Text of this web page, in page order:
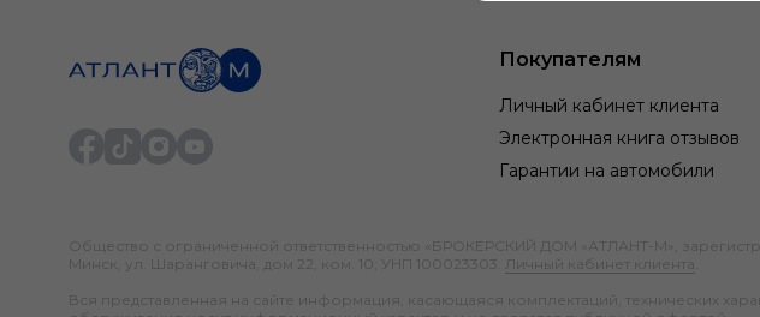
Покупателям
Личный кабинет клиента
Электронная книга отзывов
Гарантии на автомобили
Общество с ограниченной ответственностью «БРОКЕРСКИЙ ДОМ «АТЛАНТ-М»,
Минск, ул. Шаранговича, дом 22, ком. 10; УНП 100023303.
Личный кабинет клиента
Вся представленная на сайте информация, касающаяся комплектаций, технических